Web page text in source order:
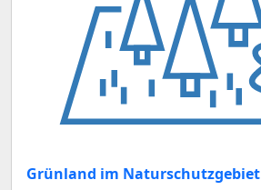
Grünland im Naturschutzgebiet